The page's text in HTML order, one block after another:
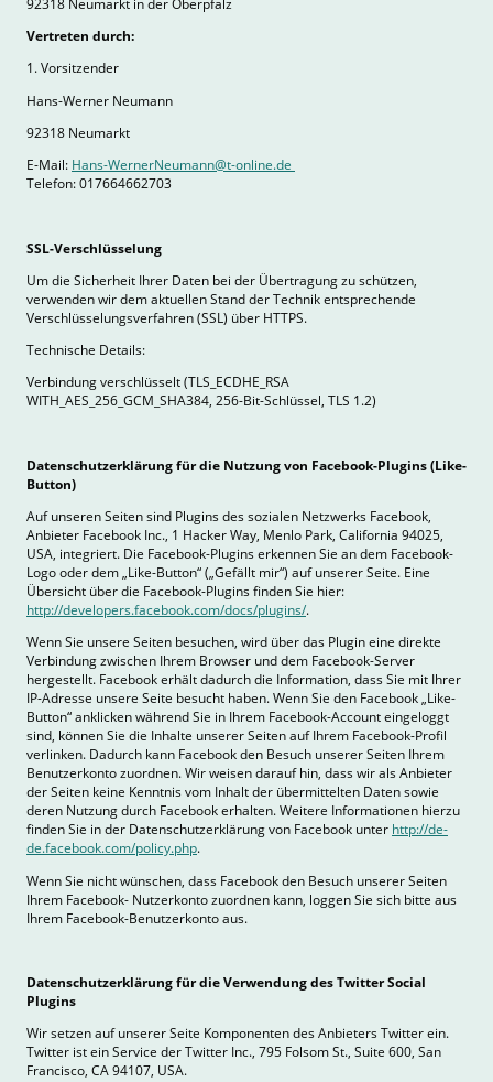
Vertreten durch:
1. Vorsitzender
Hans-Werner Neumann
92318 Neumarkt
E-Mail: Hans-WernerNeumann@t-online.de
Telefon: 017664662703
SSL-Verschlüsselung
Um die Sicherheit Ihrer Daten bei der Übertragung zu schützen,
verwenden wir dem aktuellen Stand der Technik entsprechende
Verschlüsselungsverfahren (SSL) über HTTPS.
Technische Details:
Verbindung verschlüsselt (TLS_ECDHE_RSA
WITH_AES_256_GCM_SHA384, 256-Bit-Schlüssel, TLS 1.2)
Datenschutzerklärung für die Nutzung von Facebook-Plugins (Like-
Button)
Auf unseren Seiten sind Plugins des sozialen Netzwerks Facebook,
Anbieter Facebook Inc., 1 Hacker Way, Menlo Park, California 94025,
USA, integriert. Die Facebook-Plugins erkennen Sie an dem Facebook-
Logo oder dem „Like-Button“ („Gefällt mir“) auf unserer Seite. Eine
Übersicht über die Facebook-Plugins finden Sie hier:
http://developers.facebook.com/docs/plugins/.
Wenn Sie unsere Seiten besuchen, wird über das Plugin eine direkte
Verbindung zwischen Ihrem Browser und dem Facebook-Server
hergestellt. Facebook erhält dadurch die Information, dass Sie mit Ihrer
IP-Adresse unsere Seite besucht haben. Wenn Sie den Facebook „Like-
Button“ anklicken während Sie in Ihrem Facebook-Account eingeloggt
sind, können Sie die Inhalte unserer Seiten auf Ihrem Facebook-Profil
verlinken. Dadurch kann Facebook den Besuch unserer Seiten Ihrem
Benutzerkonto zuordnen. Wir weisen darauf hin, dass wir als Anbieter
der Seiten keine Kenntnis vom Inhalt der übermittelten Daten sowie
deren Nutzung durch Facebook erhalten. Weitere Informationen hierzu
finden Sie in der Datenschutzerklärung von Facebook unter http://de-
de.facebook.com/policy.php.
Wenn Sie nicht wünschen, dass Facebook den Besuch unserer Seiten
Ihrem Facebook- Nutzerkonto zuordnen kann, loggen Sie sich bitte aus
Ihrem Facebook-Benutzerkonto aus.
Datenschutzerklärung für die Verwendung des Twitter Social
Plugins
Wir setzen auf unserer Seite Komponenten des Anbieters Twitter ein.
Twitter ist ein Service der Twitter Inc., 795 Folsom St., Suite 600, San
Francisco, CA 94107, USA.